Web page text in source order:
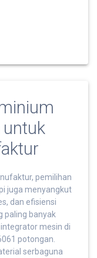
pemilihan
juga menyangkut
dan efisiensi
paling banyak
mesin di
potongan.
serbaguna